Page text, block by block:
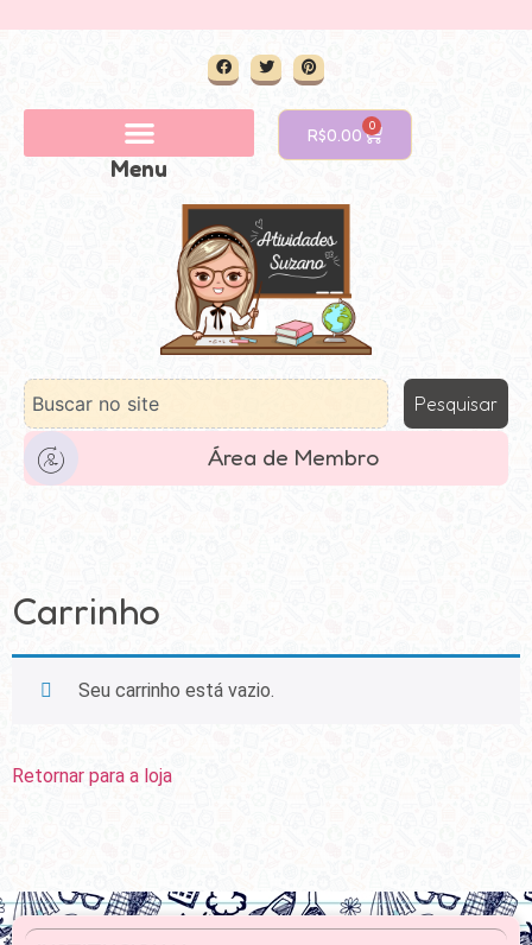
Menu
R$0.00 0
Pesquisar
Área de Membro
Carrinho
Seu carrinho está vazio.
Retornar para a loja